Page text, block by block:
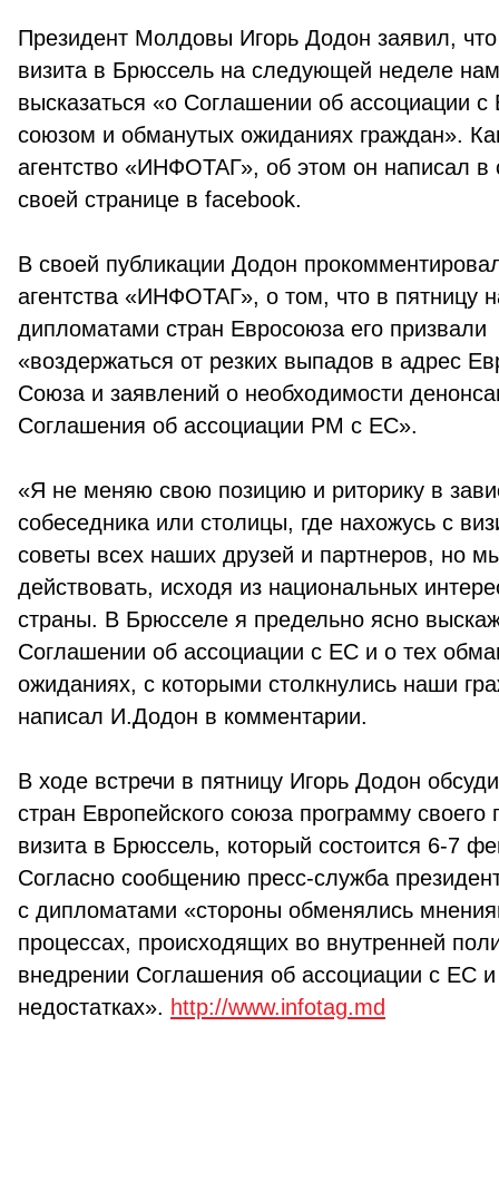
Президент Молдовы Игорь Додон заявил,
визита в Брюссель на следующей неделе
высказаться «о Соглашении об ассоциации с
союзом и обманутых ожиданиях граждан».
агентство «ИНФОТАГ», об этом он написал в
своей странице в facebook.
В своей публикации Додон
агентства «ИНФОТАГ», о том, что в пятницу
дипломатами стран Евросоюза его призвали
«воздержаться от резких выпадов в адрес
Союза и заявлений о необходимости
Соглашения об ассоциации РМ с ЕС».
«Я не меняю свою позицию и риторику в
собеседника или столицы, где нахожусь с
советы всех наших друзей и партнеров, но
действовать, исходя из национальных
страны. В Брюсселе я предельно ясно
Соглашении об ассоциации с ЕС и о тех
ожиданиях, с которыми столкнулись наши
написал И.Додон в комментарии.
В ходе встречи в пятницу Игорь Додон
стран Европейского союза программу своего
визита в Брюссель, который состоится 6-7
Согласно сообщению пресс-служба
с дипломатами «стороны обменялись
процессах, происходящих во внутренней
внедрении Соглашения об ассоциации с ЕС и
недостатках». http://www.infotag.md